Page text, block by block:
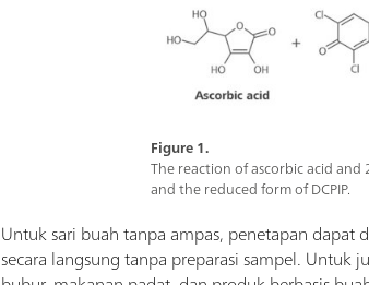
Figure 1.
The reaction of ascorbic acid
and the reduced form of DCPIP.
Untuk sari buah tanpa ampas, penetapan dapat
secara langsung tanpa preparasi sampel. Untuk